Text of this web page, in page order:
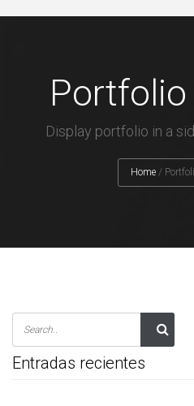
Portfolio
Display portfolio in a
Home /
Entradas recientes